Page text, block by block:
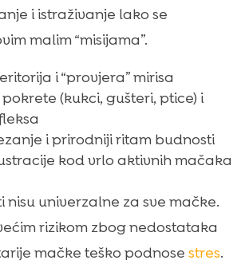
i istraživanje lako se
malim “misijama”.
i “provjera” mirisa
(kukci, gušteri, ptice) i
i prirodniji ritam budnosti
kod vrlo aktivnih mačaka
nisu univerzalne za sve mačke.
rizikom zbog nedostataka
mačke teško podnose stres.